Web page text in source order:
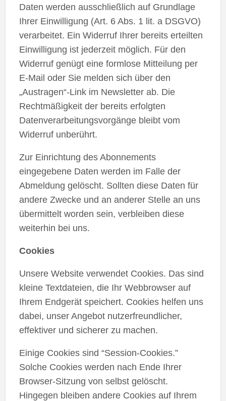
Daten werden ausschließlich auf Grundlage
Ihrer Einwilligung (Art. 6 Abs. 1 lit. a DSGVO)
verarbeitet. Ein Widerruf Ihrer bereits erteilten
Einwilligung ist jederzeit möglich. Für den
Widerruf genügt eine formlose Mitteilung per
E-Mail oder Sie melden sich über den
„Austragen“-Link im Newsletter ab. Die
Rechtmäßigkeit der bereits erfolgten
Datenverarbeitungsvorgänge bleibt vom
Widerruf unberührt.
Zur Einrichtung des Abonnements
eingegebene Daten werden im Falle der
Abmeldung gelöscht. Sollten diese Daten für
andere Zwecke und an anderer Stelle an uns
übermittelt worden sein, verbleiben diese
weiterhin bei uns.
Cookies
Unsere Website verwendet Cookies. Das sind
kleine Textdateien, die Ihr Webbrowser auf
Ihrem Endgerät speichert. Cookies helfen uns
dabei, unser Angebot nutzerfreundlicher,
effektiver und sicherer zu machen.
Einige Cookies sind “Session-Cookies.”
Solche Cookies werden nach Ende Ihrer
Browser-Sitzung von selbst gelöscht.
Hingegen bleiben andere Cookies auf Ihrem